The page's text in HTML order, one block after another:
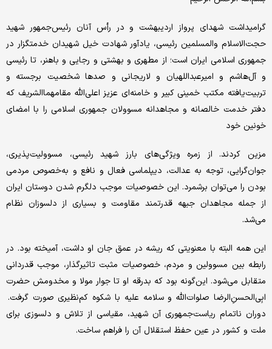
گرامیداشت شهدای پرواز اردیبهشت و در رأس آنان رئیس‌جمهور شهید
حجت‌الاسلام والمسلمین رئیسی، یادآور شهادت خیل شهیدان خدمتگزار در
جمهوری اسلامی ایران است؛ از مطهری و بهشتی و رجایی و باهنر، تا رئیسی
و آل‌هاشم و امیرعبداللهیان و لاریجانی و صدها شخصیت برجسته و
تربیت‌یافته‌ مکتب خمینی کبیر و خامنه‌ای عزیز اعلی‌الله مقامهماالشریف که
دفتر خدمت خالصانه و مجاهدانه‌ مسوولان جمهوری اسلامی را با امضای
خونین خود
مزین کردند. از زمره‌ ویژگی‌های بارز شهید رئیسی، مسوولیت‌پذیری،
جوان‌گرایی، توجه به عدالت، دیپلماسی فعال و نافع و به‌خصوص مردمی
بودن را می‌توان برشمرد. این خصوصیات موجب دلگرم شدن دوستان ایران
از جمله مجاهدان جبهه‌ قدرتمند مقاومت و بسیاری از دلسوزان نظام
می‌شد.
این همه البته با معنویتی که ریشه در عمق جان او داشت، آمیخته بود. در
رابطه‌ بین مسوولین و مردم، خصوصیات مثبت تاثیرگذار، موجب قدردانی
متقابل می‌شود. این‌گونه بود که بدرقه‌ او تا جوار مولا و مخدومش حضرت
ابِی‌الحسنِ‌الرضا صلوات‌الله و سلامه ‌علیه با شکوه کم‌نظیری صورت گرفت.
دوران ناتمام ریاست‌جمهوری آن شهید، مقیاسی از تلاش و دلسوزی برای
ملت و کشور در عین حفظ استقلال آن را فراهم ساخت.